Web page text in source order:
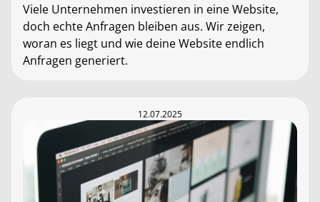
Viele Unternehmen investieren in eine Website,
doch echte Anfragen bleiben aus. Wir zeigen,
woran es liegt und wie deine Website endlich
Anfragen generiert.
12.07.2025